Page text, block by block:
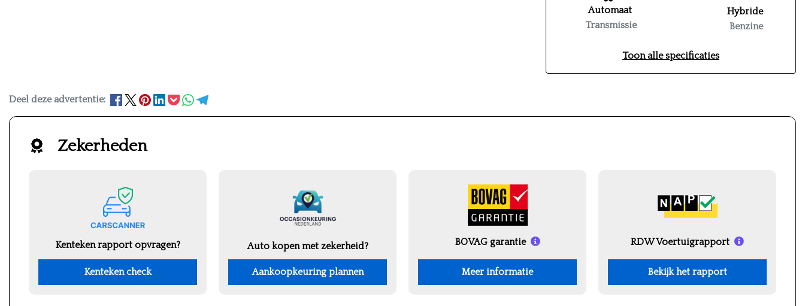
Automaat
Transmissie
Hybride
Benzine
Toon alle specificaties
Deel deze advertentie:
Zekerheden
Kenteken rapport opvragen?
Kenteken check
Auto kopen met zekerheid?
Aankoopkeuring plannen
BOVAG garantie
Meer informatie
RDW Voertuigrapport
Bekijk het rapport